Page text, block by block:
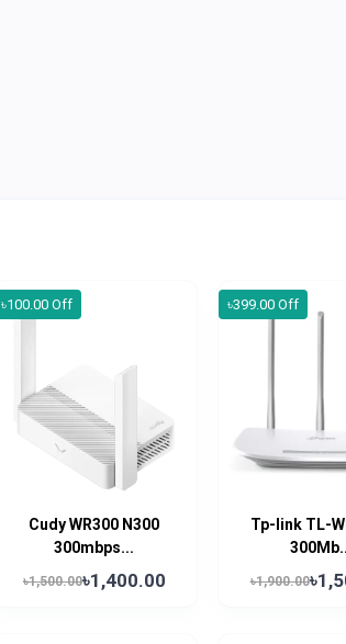
৳100.00 Off
Cudy WR300 N300
300mbps...
৳1,500.00৳1,400.00
৳399.00 Off
Tp-link TL-
৳1,900.00